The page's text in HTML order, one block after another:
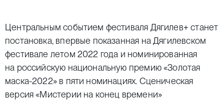
Центральным событием фестиваля Дягилев+ станет
постановка, впервые показанная на Дягилевском
фестивале летом 2022 года и номинированная
на российскую национальную премию «Золотая
маска-2022» в пяти номинациях. Сценическая
версия «Мистерии на конец времени»